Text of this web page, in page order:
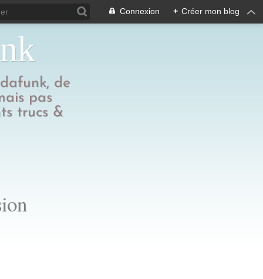
Connexion + Créer mon blog
de
pas
trucs &